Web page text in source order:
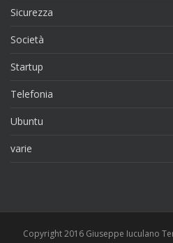
Sicurezza
Società
Startup
Telefonia
Ubuntu
varie
Copyright 2016 Giuseppe Iuculano